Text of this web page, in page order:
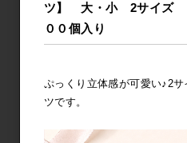
ツ】 大・小 2サイズ
００個入り
ぷっくり立体感が可愛い♪2
ツです。